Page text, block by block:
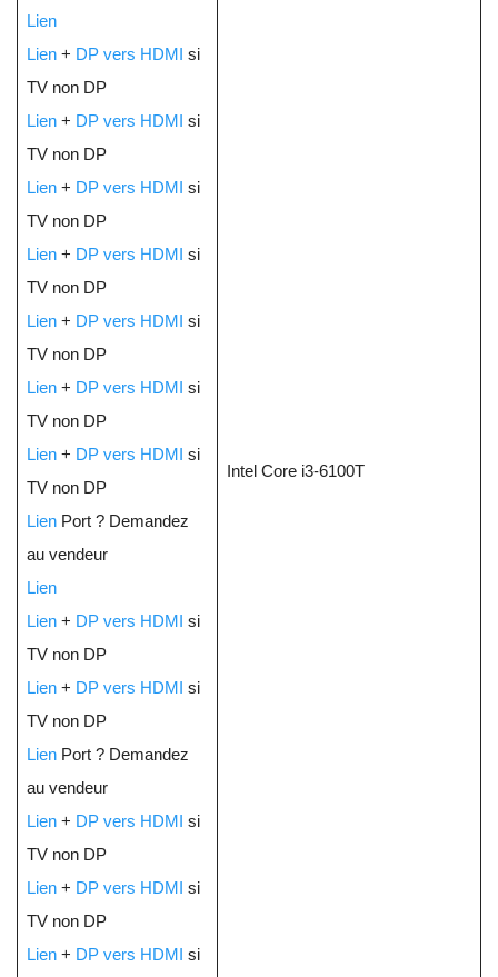
Lien
Lien+ DP vers HDMI si
TV non DP
Lien+ DP vers HDMI si
TV non DP
Lien+ DP vers HDMI si
TV non DP
Lien+ DP vers HDMI si
TV non DP
Lien+ DP vers HDMI si
TV non DP
Lien+ DP vers HDMI si
TV non DP
Lien+ DP vers HDMI si
TV non DP
LienPort ? Demandez
au vendeur
Lien
Lien+ DP vers HDMI si
TV non DP
Lien+ DP vers HDMI si
TV non DP
LienPort ? Demandez
au vendeur
Lien+ DP vers HDMI si
TV non DP
Lien+ DP vers HDMI si
TV non DP
Lien+ DP vers HDMI si
Intel Core i3-6100T